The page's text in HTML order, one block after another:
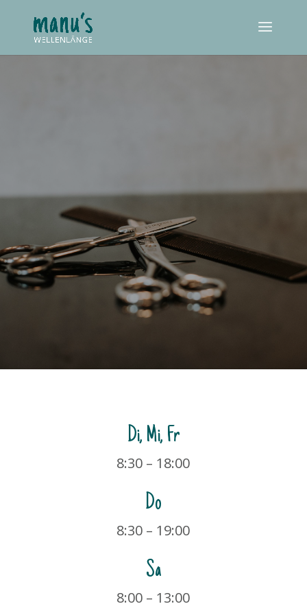
Di, Mi, Fr
8:30 – 18:00
Do
8:30 – 19:00
Sa
8:00 – 13:00